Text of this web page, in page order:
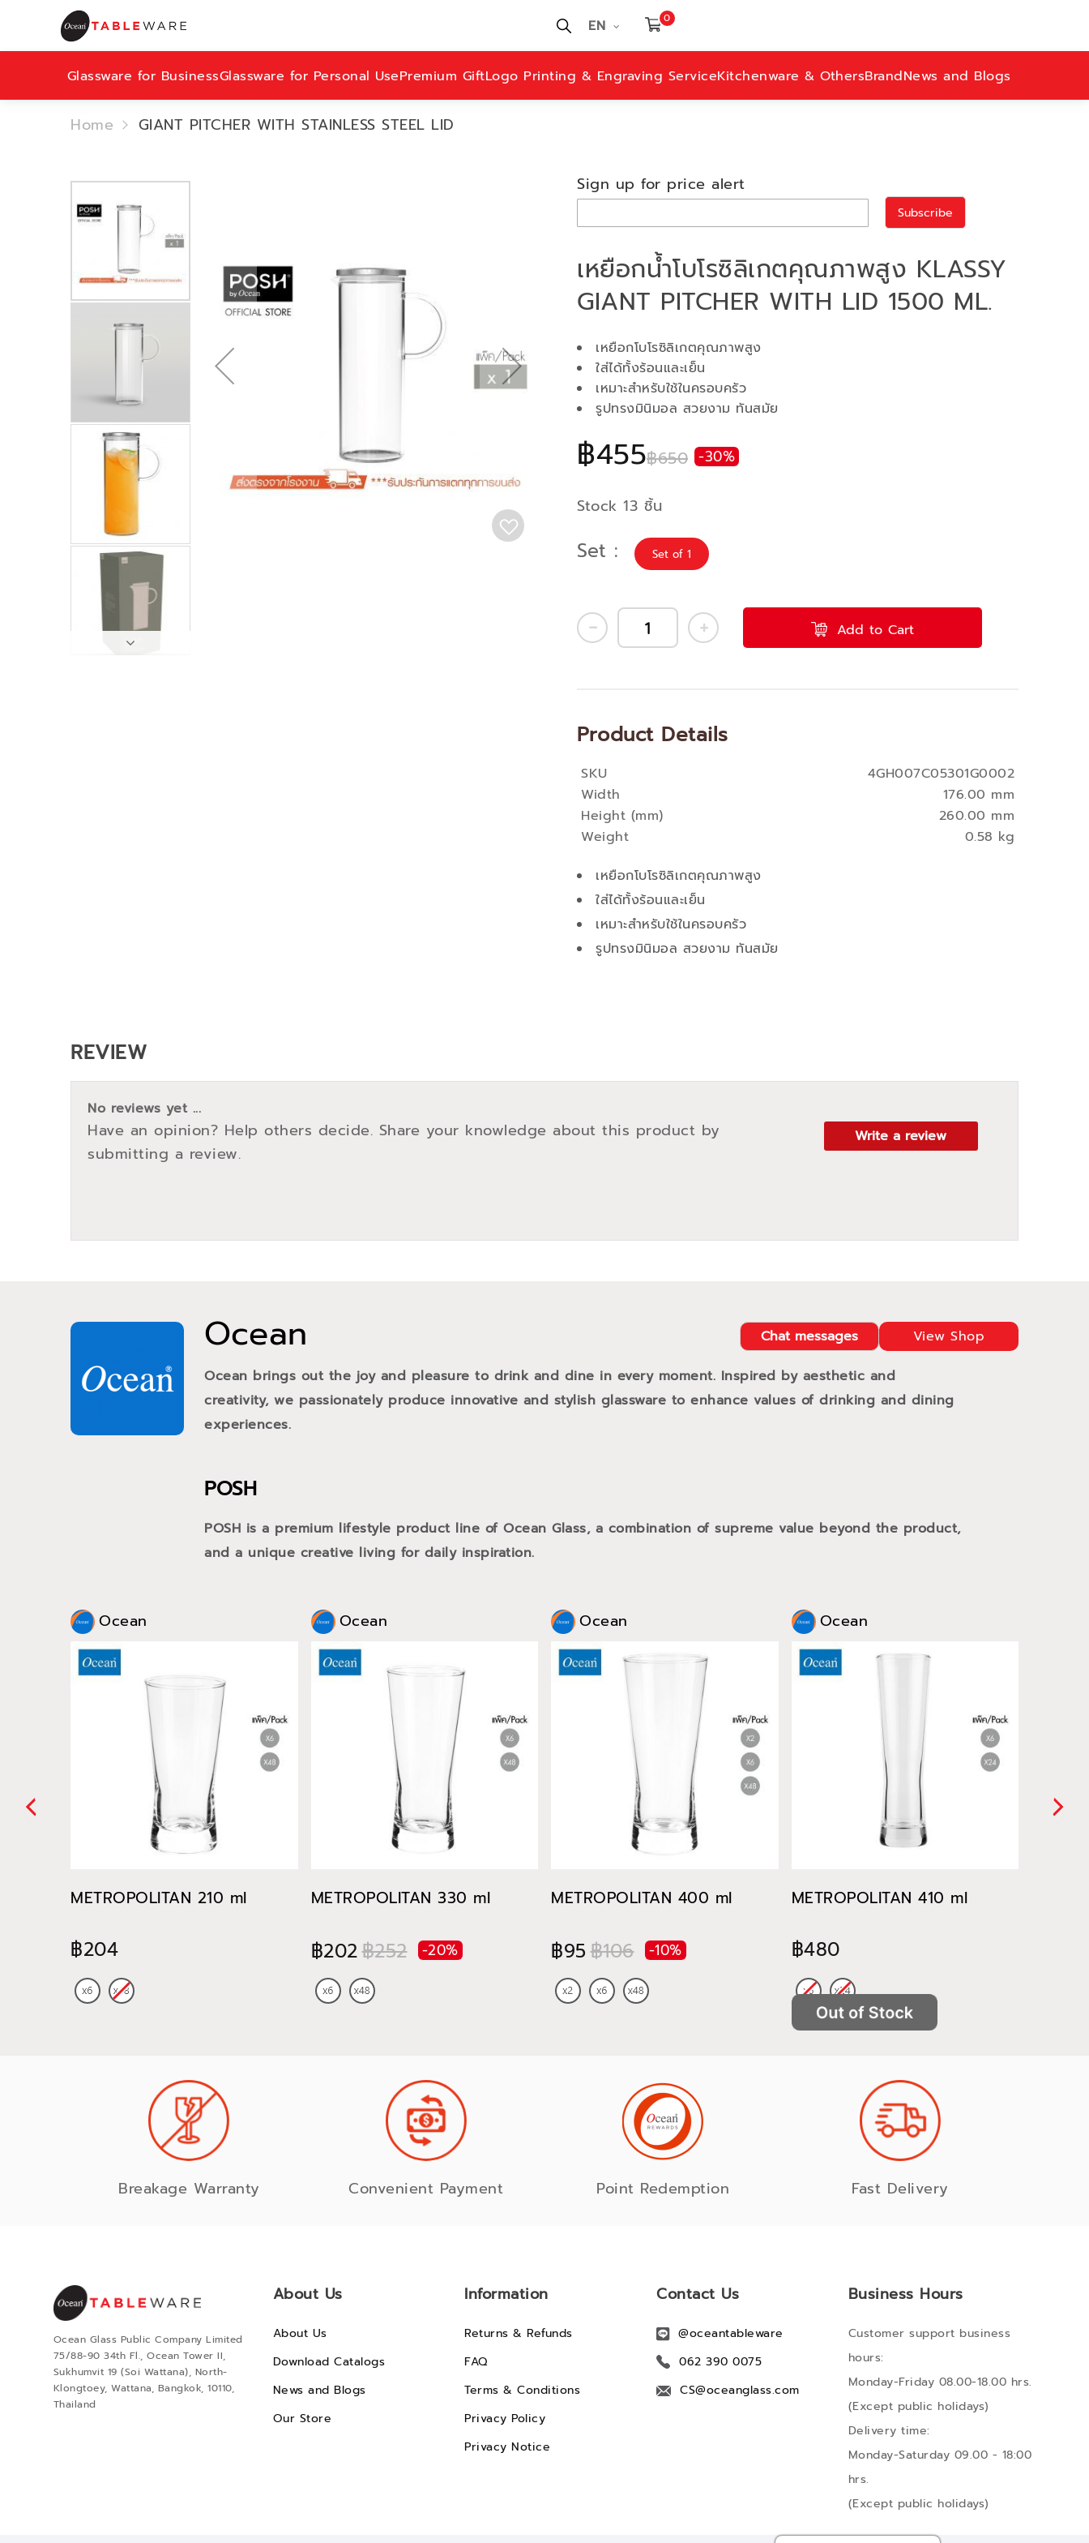
EN 0
Glassware for BusinessGlassware for Personal UsePremium GiftLogo Printing & Engraving ServiceKitchenware & OthersBrandNews and Blogs
Home GIANT PITCHER WITH STAINLESS STEEL LID
เหยือกน้ำโบโรซิลิเกตคุณภาพสูง KLASSY
GIANT PITCHER WITH LID 1500 ML.
฿455฿650 -30%
Stock 13 ชิ้น
เหยือกโบโรซิลิเกตคุณภาพสูง
ใส่ได้ทั้งร้อนและเย็น
เหมาะสำหรับใช้ในครอบครัว
รูปทรงมินิมอล สวยงาม ทันสมัย
Sign up for price alert
Subscribe
Set Set of 1
Add to Cart
เหยือกโบโรซิลิเกตคุณภาพสูง
ใส่ได้ทั้งร้อนและเย็น
เหมาะสำหรับใช้ในครอบครัว
รูปทรงมินิมอล สวยงาม ทันสมัย
Product Details
More
Information
Height (mm)
260.00 mm
SKU 4GH007C05301G0002
Weight 0.58 kg
Width 176.00 mm
Ocean View Shop
Chat messages
Ocean brings out the joy and pleasure to drink and dine in every moment. Inspired by aesthetic and
creativity, we passionately produce innovative and stylish glassware to enhance values of drinking and dining
experiences.
POSH
POSH is a premium lifestyle product line of Ocean Glass, a combination of supreme value beyond the product,
and a unique creative living for daily inspiration.
Ocean
METROPOLITAN 210 ml
฿204
Ocean
METROPOLITAN 330 ml
฿202฿252 -20%
Ocean
METROPOLITAN 400 ml
฿95฿106 -10%
Ocean
METROPOLITAN 410 ml
฿480
REVIEW
No reviews yet ...
Have an opinion? Help others decide. Share your knowledge about this product by
submitting a review.
Write a review
Breakage Warranty Convenient Payment Point Redemption Fast Delivery
Ocean Glass Public Company Limited
75/88-90 34th Fl., Ocean Tower II,
Sukhumvit 19 (Soi Wattana), North-
Klongtoey, Wattana, Bangkok, 10110,
Thailand
About Us
About Us
Download Catalogs
News and Blogs
Our Store
Information
Returns & Refunds
FAQ
Terms & Conditions
Privacy Policy
Privacy Notice
Contact Us
@oceantableware
062 390 0075
CS@oceanglass.com
Business Hours
Customer support business
hours:
Monday-Friday 08.00-18.00 hrs.
(Except public holidays)
Delivery time:
Monday-Saturday 09.00 - 18:00
hrs.
(Except public holidays)